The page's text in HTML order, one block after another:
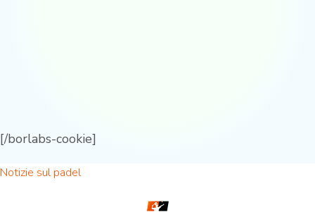
[/borlabs-cookie]
Notizie sul padel